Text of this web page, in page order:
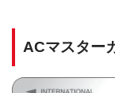
ACマスター